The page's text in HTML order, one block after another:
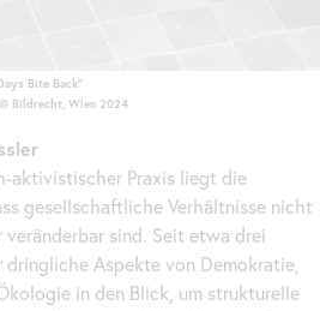
Bite Back“
Bildrecht, Wien 2024
aktivistischer Praxis liegt die
gesellschaftliche Verhältnisse nicht
sind. Seit etwa drei
dringliche Aspekte von Demokratie,
in den Blick, um strukturelle